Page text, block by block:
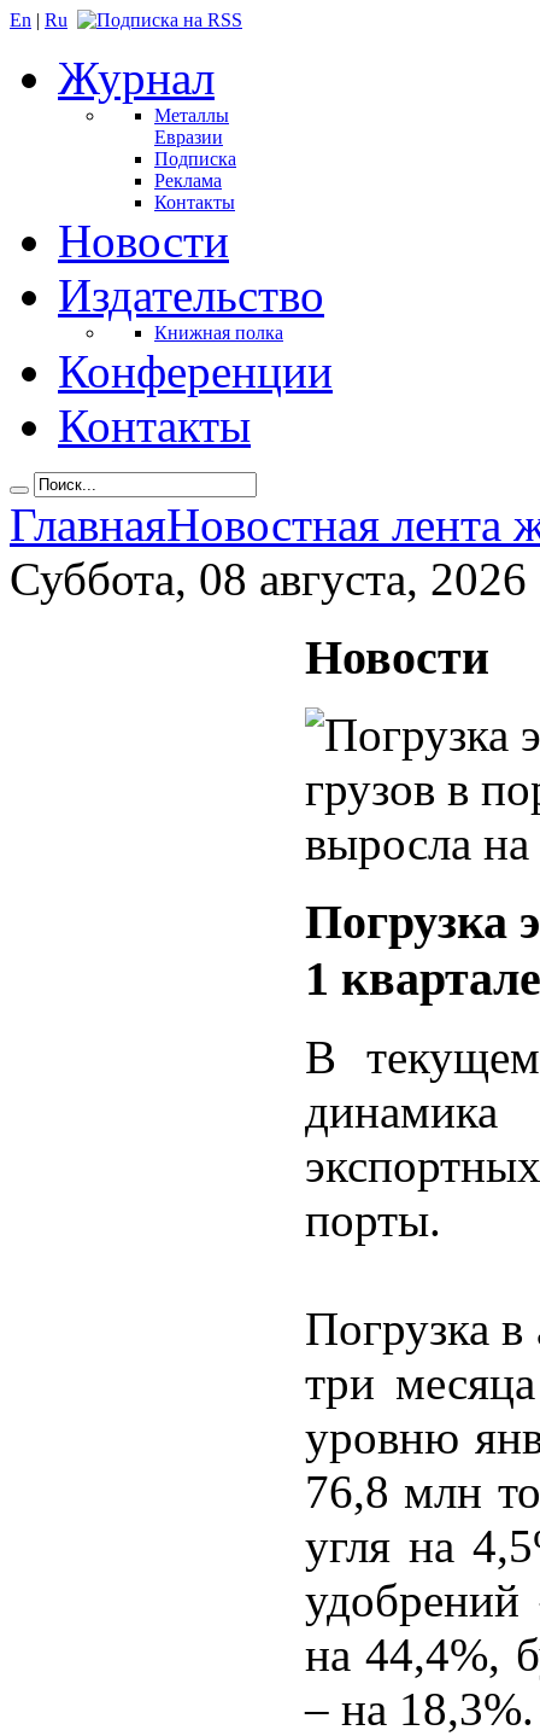
En | Ru
Журнал
Металлы
Евразии
Подписка
Реклама
Контакты
Новости
Издательство
Книжная полка
Конференции
Контакты
ГлавнаяНовостная лента
Суббота, 08 августа, 2026
Новости
Погрузка
1
В текущем
порты.
Погрузка
три
уровню
76,8 млн
угля на
на 44,4%,
– на 18,3%.